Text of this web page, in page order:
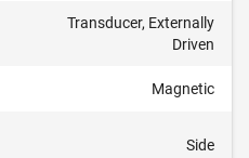
Transducer, Externally
Driven
Magnetic
Side